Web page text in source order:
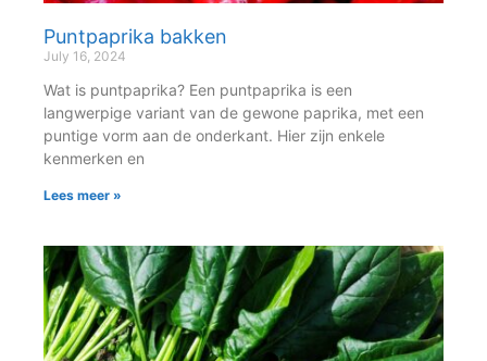
Puntpaprika bakken
July 16, 2024
Wat is puntpaprika? Een puntpaprika is een
langwerpige variant van de gewone paprika, met een
puntige vorm aan de onderkant. Hier zijn enkele
kenmerken en
Lees meer »